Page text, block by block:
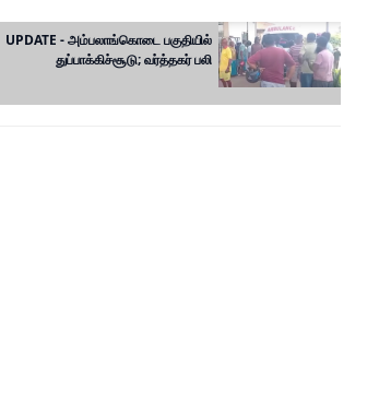
UPDATE - அம்பலாங்கொடை பகுதியில்
துப்பாக்கிச்சூடு; வர்த்தகர் பலி